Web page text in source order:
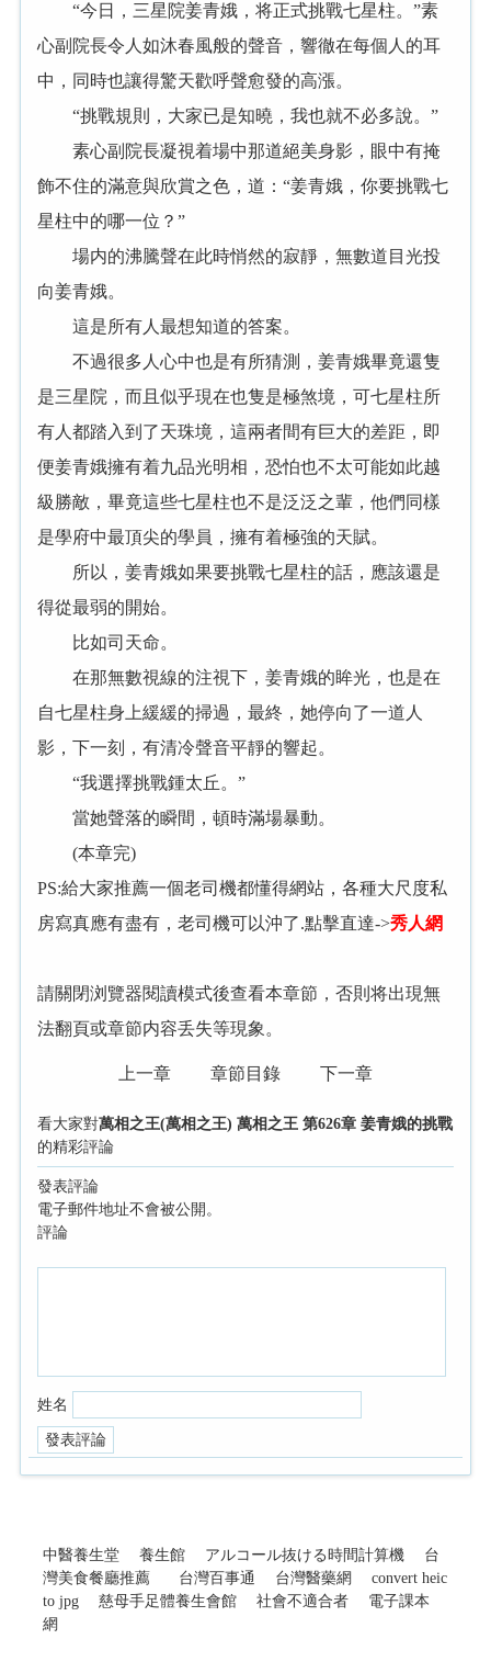
“今日，三星院姜青娥，将正式挑戰七星柱。”素
心副院長令人如沐春風般的聲音，響徹在每個人的耳
中，同時也讓得驚天歡呼聲愈發的高漲。
“挑戰規則，大家已是知曉，我也就不必多說。”
素心副院長凝視着場中那道絕美身影，眼中有掩
飾不住的滿意與欣賞之色，道：“姜青娥，你要挑戰七
星柱中的哪一位？”
場内的沸騰聲在此時悄然的寂靜，無數道目光投
向姜青娥。
這是所有人最想知道的答案。
不過很多人心中也是有所猜測，姜青娥畢竟還隻
是三星院，而且似乎現在也隻是極煞境，可七星柱所
有人都踏入到了天珠境，這兩者間有巨大的差距，即
便姜青娥擁有着九品光明相，恐怕也不太可能如此越
級勝敵，畢竟這些七星柱也不是泛泛之輩，他們同樣
是學府中最頂尖的學員，擁有着極強的天賦。
所以，姜青娥如果要挑戰七星柱的話，應該還是
得從最弱的開始。
比如司天命。
在那無數視線的注視下，姜青娥的眸光，也是在
自七星柱身上緩緩的掃過，最終，她停向了一道人
影，下一刻，有清冷聲音平靜的響起。
“我選擇挑戰鍾太丘。”
當她聲落的瞬間，頓時滿場暴動。
(本章完)
PS:給大家推薦一個老司機都懂得網站，各種大尺度私
房寫真應有盡有，老司機可以沖了.點擊直達->秀人網
請關閉浏覽器閱讀模式後查看本章節，否則将出現無
法翻頁或章節内容丢失等現象。
上一章 章節目錄 下一章
看大家對萬相之王(萬相之王) 萬相之王 第626章 姜青娥的挑戰
的精彩評論
發表評論
電子郵件地址不會被公開。
評論
姓名
中醫養生堂 養生館 アルコール抜ける時間計算機
台
灣美食餐廳推薦
台灣百事通 台灣醫藥網
convert heic
to jpg
慈母手足體養生會館 社會不適合者
電子課本
網